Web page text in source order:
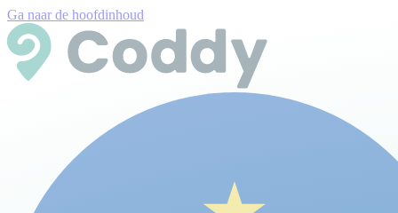
Ga naar de hoofdinhoud